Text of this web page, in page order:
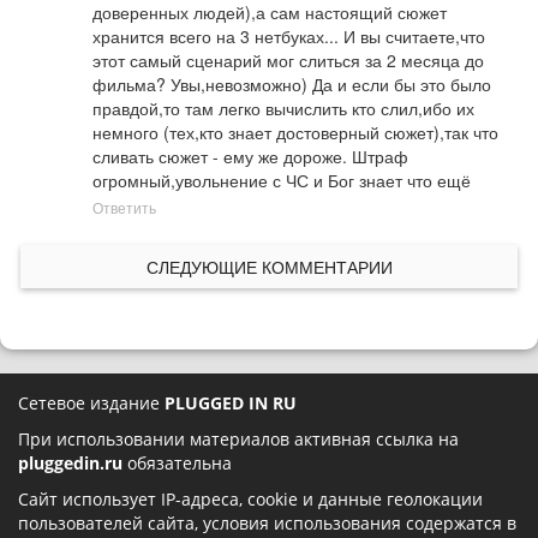
доверенных людей),а сам настоящий сюжет
хранится всего на 3 нетбуках... И вы считаете,что
этот самый сценарий мог слиться за 2 месяца до
фильма? Увы,невозможно) Да и если бы это было
правдой,то там легко вычислить кто слил,ибо их
немного (тех,кто знает достоверный сюжет),так что
сливать сюжет - ему же дороже. Штраф
огромный,увольнение с ЧС и Бог знает что ещё
Ответить
СЛЕДУЮЩИЕ КОММЕНТАРИИ
Сетевое издание PLUGGED IN RU
При использовании материалов активная ссылка на
pluggedin.ru обязательна
Сайт использует IP-адреса, cookie и данные геолокации
пользователей сайта, условия использования содержатся в